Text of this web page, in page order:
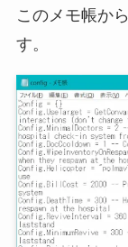
このメモ帳か
す。